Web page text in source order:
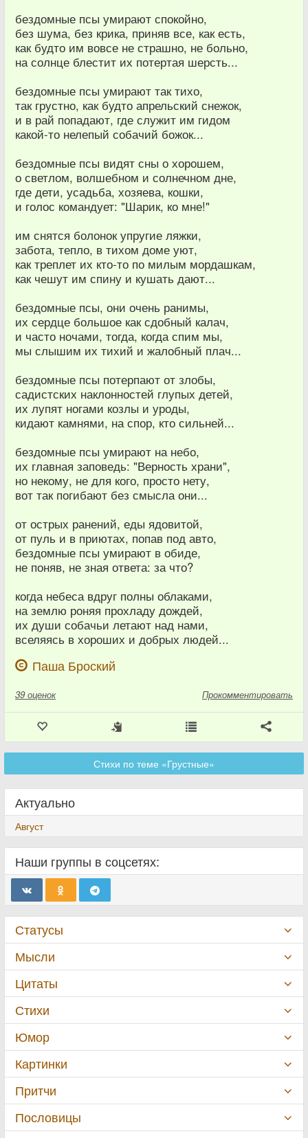
бездомные псы умирают спокойно,
без шума, без крика, приняв все, как есть,
как будто им вовсе не страшно, не больно,
на солнце блестит их потертая шерсть...
бездомные псы умирают так тихо,
так грустно, как будто апрельский снежок,
и в рай попадают, где служит им гидом
какой-то нелепый собачий божок...
бездомные псы видят сны о хорошем,
о светлом, волшебном и солнечном дне,
где дети, усадьба, хозяева, кошки,
и голос командует: "Шарик, ко мне!"
им снятся болонок упругие ляжки,
забота, тепло, в тихом доме уют,
как треплет их кто-то по милым мордашкам,
как чешут им спину и кушать дают...
бездомные псы, они очень ранимы,
их сердце большое как сдобный калач,
и часто ночами, тогда, когда спим мы,
мы слышим их тихий и жалобный плач...
бездомные псы потерпают от злобы,
садистских наклонностей глупых детей,
их лупят ногами козлы и уроды,
кидают камнями, на спор, кто сильней...
бездомные псы умирают на небо,
их главная заповедь: "Верность храни",
но некому, не для кого, просто нету,
вот так погибают без смысла они...
от острых ранений, еды ядовитой,
от пуль и в приютах, попав под авто,
бездомные псы умирают в обиде,
не поняв, не зная ответа: за что?
когда небеса вдруг полны облаками,
на землю роняя прохладу дождей,
их души собачьи летают над нами,
вселяясь в хороших и добрых людей...
Паша Броский
39 оценок Прокомментировать
Стихи по теме «Грустные»
Актуально
Август
Наши группы в соцсетях:
Статусы
Мысли
Цитаты
Стихи
Юмор
Картинки
Притчи
Пословицы